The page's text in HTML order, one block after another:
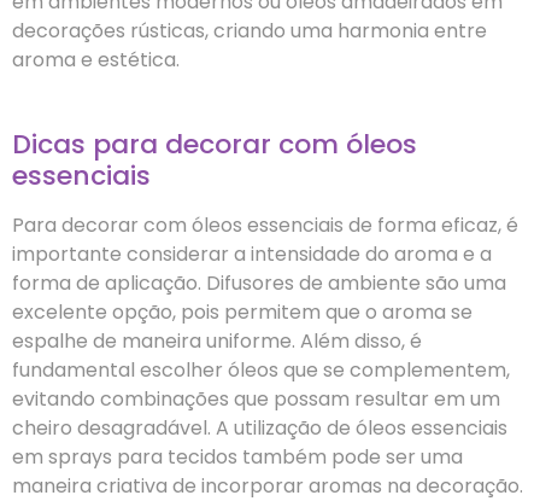
decorações rústicas, criando uma harmonia entre
aroma e estética.
Dicas para decorar com óleos
essenciais
Para decorar com óleos essenciais de forma eficaz, é
importante considerar a intensidade do aroma e a
forma de aplicação. Difusores de ambiente são uma
excelente opção, pois permitem que o aroma se
espalhe de maneira uniforme. Além disso, é
fundamental escolher óleos que se complementem,
evitando combinações que possam resultar em um
cheiro desagradável. A utilização de óleos essenciais
em sprays para tecidos também pode ser uma
maneira criativa de incorporar aromas na decoração.